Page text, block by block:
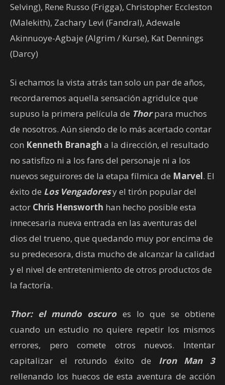
Selving), Rene Russo (Frigga), Christopher Eccleston
(Malekith), Zachary Levi (Fandral), Adewale
Akinnuoye-Agbaje (Algrim / Kurse), Kat Dennings
(Darcy)
Si echamos la vista atrás tan solo un par de años,
recordaremos aquella sensación agridulce que
supuso la primera película de Thorpara muchos
de nosotros. Aún siendo de lo más acertado contar
con Kenneth Branagh a la dirección, el resultado
no satisfizo ni a los fans del personaje ni a los
nuevos seguirores de la etapa fílmica de Marvel. El
éxito de Los Vengadoresy el tirón popular del
actor Chris Hensworth han hecho posible esta
innecesaria nueva entrada en las aventuras del
dios del trueno, que quedando muy por encima de
su predecesora, dista mucho de alcanzar la calidad
y el nivel de entretenimiento de otros productos de
la factoría.
Thor: el mundo oscuro es lo que se obtiene
cuando un estudio no quiere repetir los mismos
errores, pero comete otros nuevos. Intentar
capitalizar el rotundo éxito de Iron Man 3
rellenando los huecos de esta aventura de acción